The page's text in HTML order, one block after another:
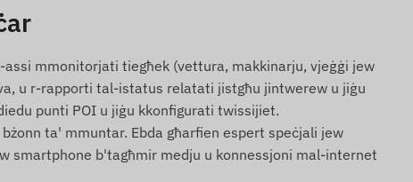
mmonitorjati tiegħek (vettura, makkinarju, vjeġġi jew
u r-rapporti tal-istatus relatati jistgħu jintwerew u jiġu
punti POI u jiġu kkonfigurati twissijiet.
ta' mmuntar. Ebda għarfien espert speċjali jew
smartphone b'tagħmir medju u konnessjoni mal-internet